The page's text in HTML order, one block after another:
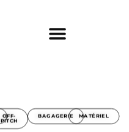
OFF-
PITCH
BAGAGERIE MATÉRIEL